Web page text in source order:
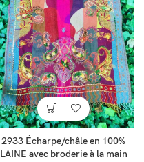
2933 Écharpe/châle en 100%
LAINE avec broderie à la main